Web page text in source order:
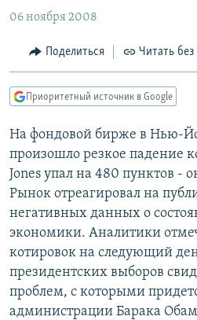
основному
Вернутся
главной
навигации
Вернутся
поиску
ЦИТАТЫ СВОБОДЫ
МНЕНИЯ
IDEL.РЕАЛИИ
КАВКАЗ.РЕАЛИИ
СЕВЕР.РЕАЛИИ
СИБИРЬ.РЕАЛИИ
РАСПИСАНИЕ ВЕЩАНИЯ
ПОДПИШИТЕСЬ НА
СОЦИАЛЬНЫЕ СЕТИ
06 ноября 2008
Поделиться Читать без
Приоритетный источник в Google
На фондовой бирже в Нью-
произошло резкое падение
Jones упал на 480 пунктов -
Рынок отреагировал на
негативных данных о
экономики. Аналитики
котировок на следующий
президентских выборов
проблем, с которыми
администрации Барака